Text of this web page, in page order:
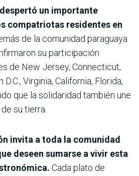
un importante
compatriotas residentes en
de la comunidad paraguaya
su participación
de New Jersey, Connecticut,
Virginia, California, Florida,
que la solidaridad también une
su tierra.
invita a toda la comunidad
deseen sumarse a vivir esta
Cada plato de